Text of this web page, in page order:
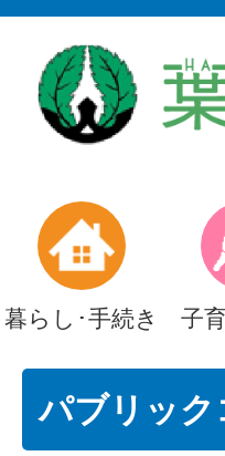
暮らし･手続き 子
パブリック